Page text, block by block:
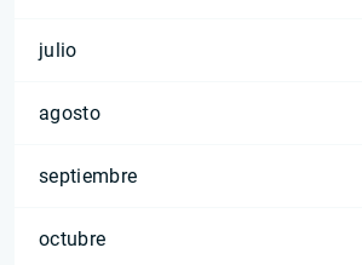
julio
agosto
septiembre
octubre